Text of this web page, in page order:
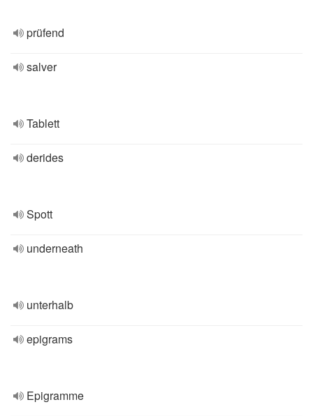
prüfend
salver
Tablett
derides
Spott
underneath
unterhalb
epigrams
Epigramme